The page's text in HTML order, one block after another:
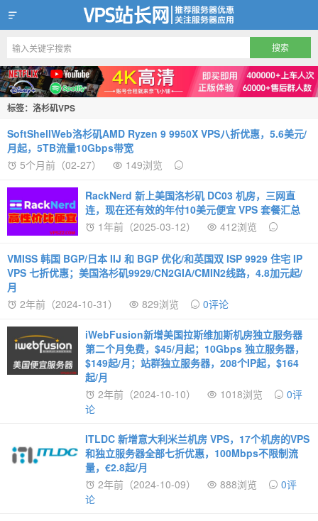
VPS站长网
标签：洛杉矶VPS
SoftShellWeb洛杉矶AMD Ryzen 9 9950X VPS八折优惠，5.6美元/
月起，5TB流量10Gbps带宽
5个月前（02-27）
149浏览
RackNerd 新上美国洛杉矶 DC03 机房，三网直
连，现在还有效的年付10美元便宜 VPS 套餐汇总
1年前（2025-03-12）
412浏览
VMISS 韩国 BGP/日本 IIJ 和 BGP 优化/和英国双 ISP 9929 住宅 IP
VPS 七折优惠；美国洛杉矶9929/CN2GIA/CMIN2线路，4.8加元起/
月
2年前（2024-10-31）
829浏览 0评论
iWebFusion新增美国拉斯维加斯机房独立服务器
第二个月免费，$45/月起；10Gbps 独立服务器，
$149起/月；站群独立服务器，208个IP起，$164
起/月
2年前（2024-10-10）
1018浏览
0评
论
ITLDC 新增意大利米兰机房 VPS，17个机房的VPS
和独立服务器全部七折优惠，100Mbps不限制流
量，€2.8起/月
2年前（2024-10-09）
888浏览
0评
论